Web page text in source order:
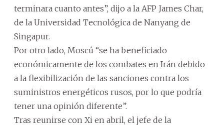
terminara cuanto antes”, dijo a la AFP James Char,
de la Universidad Tecnológica de Nanyang de
Singapur.
Por otro lado, Moscú “se ha beneficiado
económicamente de los combates en Irán debido
a la flexibilización de las sanciones contra los
suministros energéticos rusos, por lo que podría
tener una opinión diferente”.
Tras reunirse con Xi en abril, el jefe de la